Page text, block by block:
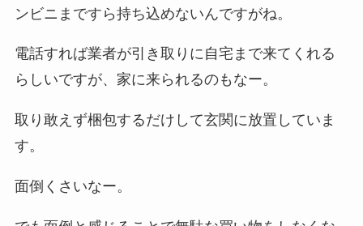
ンビニまですら持ち込めないんですがね。
電話すれば業者が引き取りに自宅まで来てくれる
らしいですが、家に来られるのもなー。
取り敢えず梱包するだけして玄関に放置していま
す。
面倒くさいなー。